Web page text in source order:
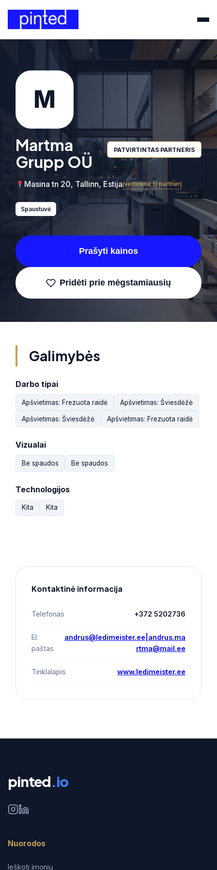
M
Martma
Grupp OÜ
PATVIRTINTAS PARTNERIS
Masina tn 20, Tallinn, EstijaĮvertinkite šį partnerį
Spaustuvė
Prašyti kainos
Pridėti prie mėgstamiausių
Galimybės
Darbo tipai
Apšvietimas: Frezuota raidė Apšvietimas: Šviesdėžė
Apšvietimas: Šviesdėžė Apšvietimas: Frezuota raidė
Vizualai
Be spaudos Be spaudos
Technologijos
Kita Kita
Kontaktinė informacija
Telefonas +372 5202736
El.
paštas
andrus@ledimeister.ee|andrus.ma
rtma@mail.ee
Tinklalapis www.ledimeister.ee
pinted.io
Nuorodos
Ieškoti įmonių